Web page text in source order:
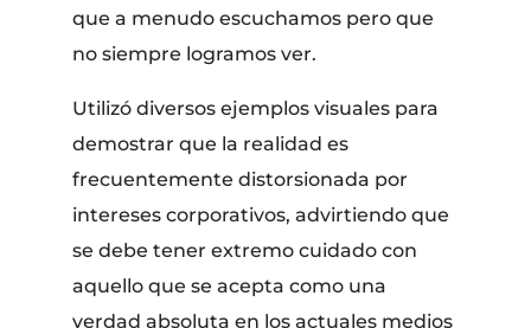
que a menudo escuchamos pero que
no siempre logramos ver.
​Utilizó diversos ejemplos visuales para
demostrar que la realidad es
frecuentemente distorsionada por
intereses corporativos, advirtiendo que
se debe tener extremo cuidado con
aquello que se acepta como una
verdad absoluta en los actuales medios